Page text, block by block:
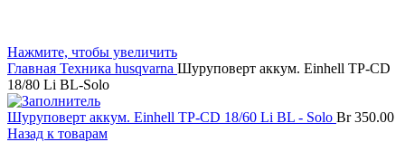
Нажмите, чтобы увеличить
Главная Техника husqvarna Шуруповерт аккум. Einhell TP-CD
18/80 Li BL-Solo
Шуруповерт аккум. Einhell TP-CD 18/60 Li BL - Solo Br350.00
Назад к товарам